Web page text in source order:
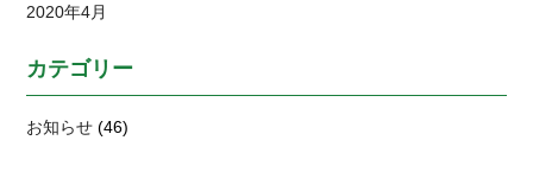
2020年4月
カテゴリー
お知らせ (46)